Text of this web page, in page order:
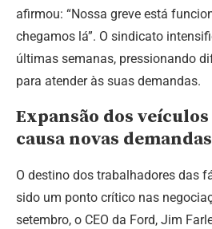
afirmou: “Nossa greve está
chegamos lá”. O sindicato
últimas semanas, pressionando
para atender às suas demandas.
Expansão dos
causa novas
O destino dos trabalhadores das
sido um ponto crítico nas
setembro, o CEO da Ford, Jim